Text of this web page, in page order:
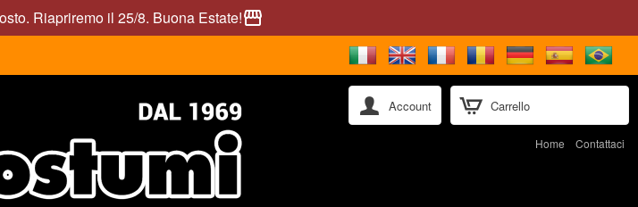
Riapriremo il 25/8. Buona Estate!storefront
Carrello
Account
Home Contattaci